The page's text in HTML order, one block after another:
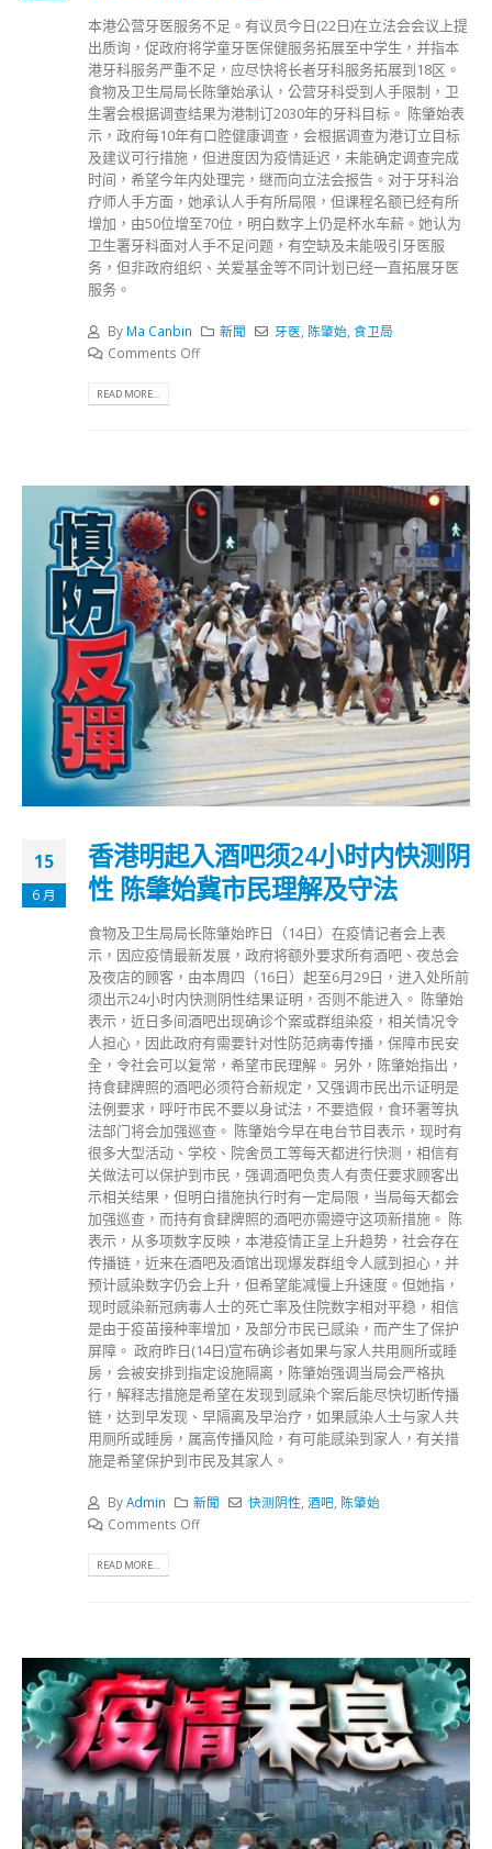
本港公营牙医服务不足。有议员今日(22日)在立法会会议上提
出质询，促政府将学童牙医保健服务拓展至中学生，并指本
港牙科服务严重不足，应尽快将长者牙科服务拓展到18区。
食物及卫生局局长陈肇始承认，公营牙科受到人手限制，卫
生署会根据调查结果为港制订2030年的牙科目标。 陈肇始表
示，政府每10年有口腔健康调查，会根据调查为港订立目标
及建议可行措施，但进度因为疫情延迟，未能确定调查完成
时间，希望今年内处理完，继而向立法会报告。对于牙科治
疗师人手方面，她承认人手有所局限，但课程名额已经有所
增加，由50位增至70位，明白数字上仍是杯水车薪。她认为
卫生署牙科面对人手不足问题，有空缺及未能吸引牙医服
务，但非政府组织、关爱基金等不同计划已经一直拓展牙医
服务。
By Ma Canbin 新聞 牙医, 陈肇始,食卫局
Comments Off
READ MORE...
15
6 月
香港明起入酒吧须24小时内快测阴
性 陈肇始冀市民理解及守法
食物及卫生局局长陈肇始昨日（14日）在疫情记者会上表
示，因应疫情最新发展，政府将额外要求所有酒吧、夜总会
及夜店的顾客，由本周四（16日）起至6月29日，进入处所前
须出示24小时内快测阴性结果证明，否则不能进入。 陈肇始
表示，近日多间酒吧出现确诊个案或群组染疫，相关情况令
人担心，因此政府有需要针对性防范病毒传播，保障市民安
全，令社会可以复常，希望市民理解。 另外，陈肇始指出，
持食肆牌照的酒吧必须符合新规定，又强调市民出示证明是
法例要求，呼吁市民不要以身试法，不要造假，食环署等执
法部门将会加强巡查。 陈肇始今早在电台节目表示，现时有
很多大型活动、学校、院舍员工等每天都进行快测，相信有
关做法可以保护到市民，强调酒吧负责人有责任要求顾客出
示相关结果，但明白措施执行时有一定局限，当局每天都会
加强巡查，而持有食肆牌照的酒吧亦需遵守这项新措施。 陈
表示，从多项数字反映，本港疫情正呈上升趋势，社会存在
传播链，近来在酒吧及酒馆出现爆发群组令人感到担心，并
预计感染数字仍会上升，但希望能减慢上升速度。但她指，
现时感染新冠病毒人士的死亡率及住院数字相对平稳，相信
是由于疫苗接种率增加，及部分市民已感染，而产生了保护
屏障。 政府昨日(14日)宣布确诊者如果与家人共用厕所或睡
房，会被安排到指定设施隔离，陈肇始强调当局会严格执
行，解释志措施是希望在发现到感染个案后能尽快切断传播
链，达到早发现、早隔离及早治疗，如果感染人士与家人共
用厕所或睡房，属高传播风险，有可能感染到家人，有关措
施是希望保护到市民及其家人。
ByAdmin 新聞 快测阴性,酒吧, 陈肇始
Comments Off
READ MORE...